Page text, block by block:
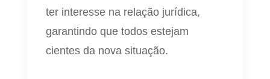
ter interesse na relação jurídica,
garantindo que todos estejam
cientes da nova situação.